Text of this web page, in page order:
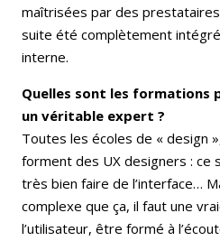
maîtrisées par des
suite été complètement
interne.
Quelles sont les formations
un véritable expert ?
Toutes les écoles de « design
forment des UX designers : ce
très bien faire de l’interface…
complexe que ça, il faut une
l’utilisateur, être formé à